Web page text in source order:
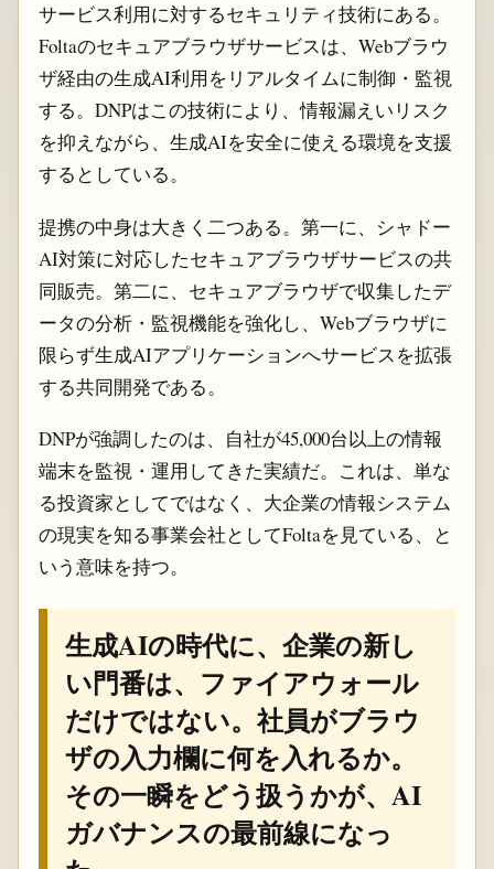
サービス利用に対するセキュリティ技術にある。
Foltaのセキュアブラウザサービスは、Webブラウ
ザ経由の生成AI利用をリアルタイムに制御・監視
する。DNPはこの技術により、情報漏えいリスク
を抑えながら、生成AIを安全に使える環境を支援
するとしている。
提携の中身は大きく二つある。第一に、シャドー
AI対策に対応したセキュアブラウザサービスの共
同販売。第二に、セキュアブラウザで収集したデ
ータの分析・監視機能を強化し、Webブラウザに
限らず生成AIアプリケーションへサービスを拡張
する共同開発である。
DNPが強調したのは、自社が45,000台以上の情報
端末を監視・運用してきた実績だ。これは、単な
る投資家としてではなく、大企業の情報システム
の現実を知る事業会社としてFoltaを見ている、と
いう意味を持つ。
生成AIの時代に、企業の新し
い門番は、ファイアウォール
だけではない。社員がブラウ
ザの入力欄に何を入れるか。
その一瞬をどう扱うかが、AI
ガバナンスの最前線になっ